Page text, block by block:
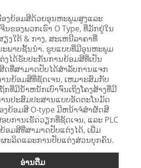
ອງຍ້ອມສີດ້ວຍອຸນຫະພູມສູງແລະ
ນຂອງພວກເຮົາ O Type, ທີ່ມັກຢູ່ໃນ
ງໃຕ້ & ກາງ, ສະເຫນີລາຄາທີ່
ພາບຊັ້ນນໍາ. ຮູບແບບທີ່ມີອຸນຫະພູມ
ງໄດ້ຮັບປະກັນການຍ້ອມສີທີ່ເປັນ
ດທີ່ສາມາດປັບໄດ້ສໍາລັບການແຈກ
ນຍ້ອມສີທີ່ຊັດເຈນ, ເຫມາະສົມກັບ
ກທີ່ມີນ້ໍາຫນັກເບົາຈົນເຖິງໂຄງສ້າງທີ່ມີ
ນປະສົມປະສານແບບອັດຕະໂນມັດ
ງຍ້ອມສີ O-type ມີຫນ້າຈໍສໍາຜັດສີ
ບການເຮັດວຽກທີ່ຊັດເຈນ, ແລະ PLC
ອມສີທີ່ສາມາດປັບແຕ່ງໄດ້, ເພີ່ມ
ະລິດແລະການປັບແຕ່ງສ່ວນບຸກຄົນ.
ອ່ານ​ຕື່ມ